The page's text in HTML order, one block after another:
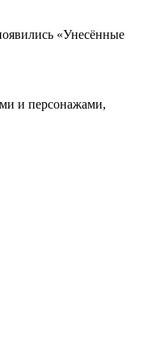
«Унесённые
и персонажами,